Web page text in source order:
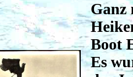
Ganz
Boot
Es